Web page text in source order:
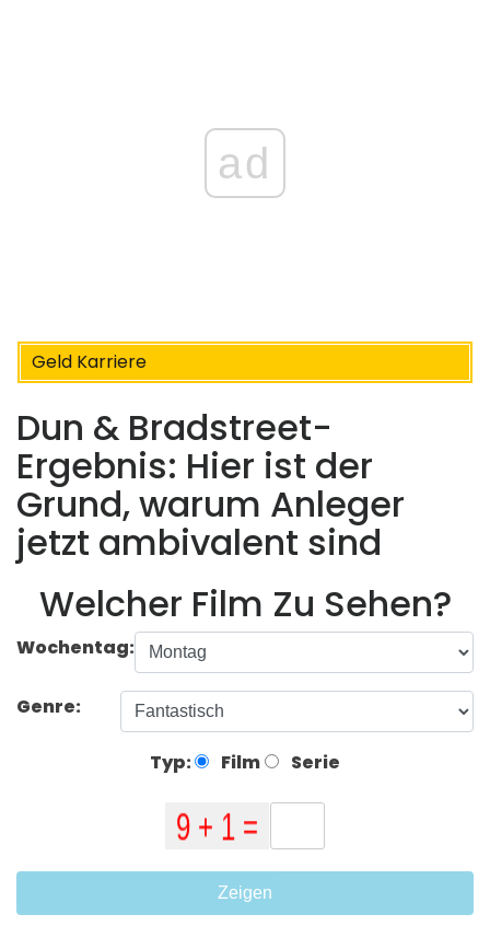
ad
Geld Karriere
Dun & Bradstreet-
Ergebnis: Hier ist der
Grund, warum Anleger
jetzt ambivalent sind
Welcher Film Zu Sehen?
Wochentag:
Genre:
Typ: Film Serie
Zeigen